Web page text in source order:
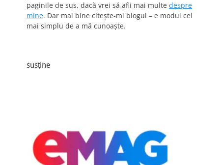
paginile de sus, dacă vrei să afli mai multe despre
mine. Dar mai bine citește-mi blogul – e modul cel
mai simplu de a mă cunoaște.
susține